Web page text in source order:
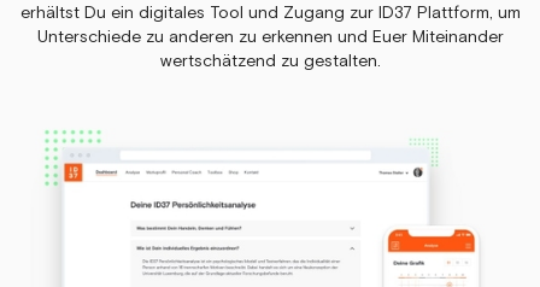
erhältst Du ein digitales Tool und Zugang zur ID37 Plattform, um
Unterschiede zu anderen zu erkennen und Euer Miteinander
wertschätzend zu gestalten.